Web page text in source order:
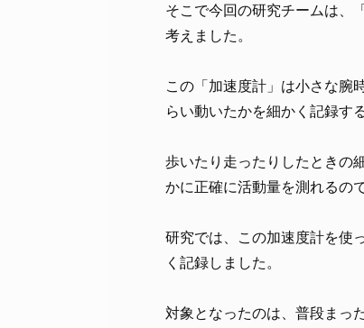
そこで今回の研究チームは、
考えました。
この「加速度計」は小さな腕
らい動いたかを細かく記録す
歩いたり走ったりしたときの
かに正確に活動量を測れるので
研究では、この加速度計を使
く記録しました。
対象となったのは、普段まっ